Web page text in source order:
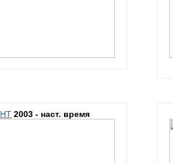
2003 - наст. время